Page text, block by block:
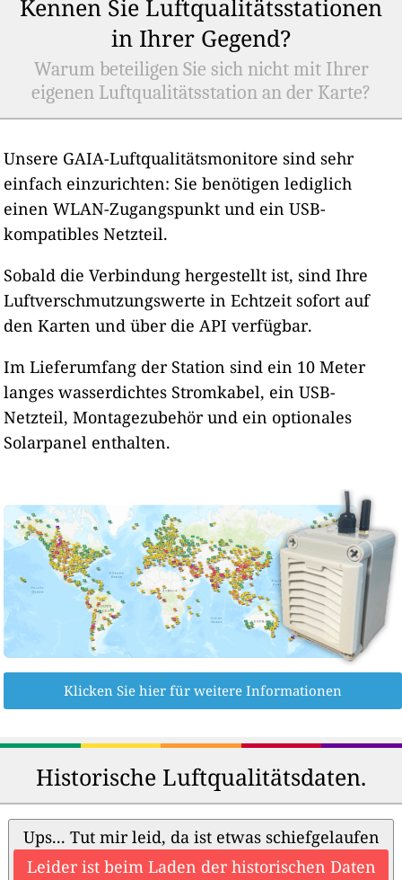
Kennen Sie Luftqualitätsstationen
in Ihrer Gegend?
Warum beteiligen Sie sich nicht mit Ihrer
eigenen Luftqualitätsstation an der Karte?
Unsere GAIA-Luftqualitätsmonitore sind sehr
einfach einzurichten: Sie benötigen lediglich
einen WLAN-Zugangspunkt und ein USB-
kompatibles Netzteil.
Sobald die Verbindung hergestellt ist, sind Ihre
Luftverschmutzungswerte in Echtzeit sofort auf
den Karten und über die API verfügbar.
Im Lieferumfang der Station sind ein 10 Meter
langes wasserdichtes Stromkabel, ein USB-
Netzteil, Montagezubehör und ein optionales
Solarpanel enthalten.
Klicken Sie hier für weitere Informationen
Historische Luftqualitätsdaten.
Ups... Tut mir leid, da ist etwas schiefgelaufen
Leider ist beim Laden der historischen Daten